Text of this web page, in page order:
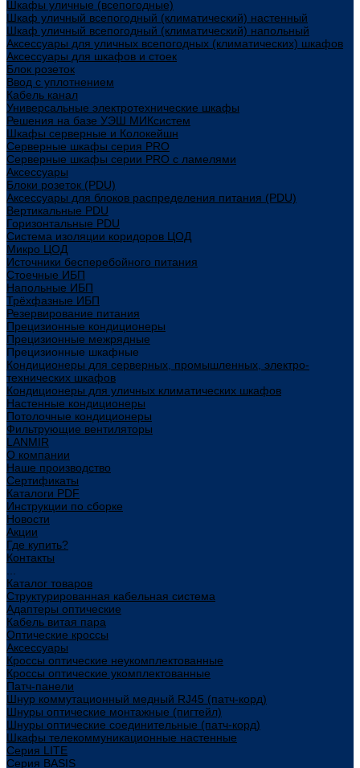
Шкафы уличные (всепогодные)
Шкаф уличный всепогодный (климатический) настенный
Шкаф уличный всепогодный (климатический) напольный
Аксессуары для уличных всепогодных (климатических) шкафов
Аксессуары для шкафов и стоек
Блок розеток
Ввод с уплотнением
Кабель канал
Универсальные электротехнические шкафы
Решения на базе УЭШ МИКсистем
Шкафы серверные и Колокейшн
Серверные шкафы серия PRO
Серверные шкафы серии PRO с ламелями
Аксессуары
Блоки розеток (PDU)
Аксессуары для блоков распределения питания (PDU)
Вертикальные PDU
Горизонтальные PDU
Система изоляции коридоров ЦОД
Микро ЦОД
Источники бесперебойного питания
Стоечные ИБП
Напольные ИБП
Трёхфазные ИБП
Резервирование питания
Прецизионные кондиционеры
Прецизионные межрядные
Прецизионные шкафные
Кондиционеры для серверных, промышленных, электро-
технических шкафов
Кондиционеры для уличных климатических шкафов
Настенные кондиционеры
Потолочные кондиционеры
Фильтрующие вентиляторы
LANMIR
О компании
Наше производство
Сертификаты
Каталоги PDF
Инструкции по сборке
Новости
Акции
Где купить?
Контакты
Каталог товаров
Структурированная кабельная система
Адаптеры оптические
Кабель витая пара
Оптические кроссы
Аксессуары
Кроссы оптические неукомплектованные
Кроссы оптические укомплектованные
Патч-панели
Шнур коммутационный медный RJ45 (патч-корд)
Шнуры оптические монтажные (пигтейл)
Шнуры оптические соединительные (патч-корд)
Шкафы телекоммуникационные настенные
Cерия LITE
Cерия BASIS